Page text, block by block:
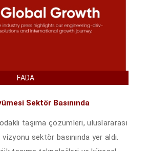
FADA
Sektör Basınında
taşıma çözümleri, uluslararası
sektör basınında yer aldı.